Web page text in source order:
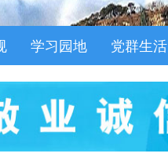
学习园地 党群生活